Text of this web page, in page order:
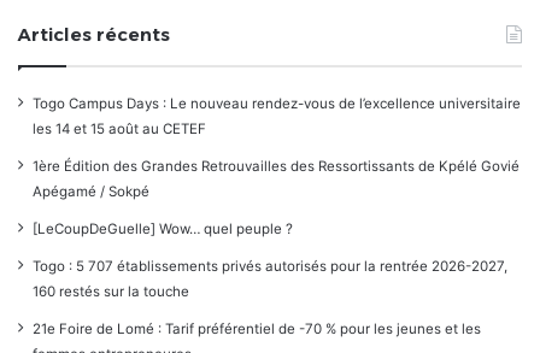
Articles récents
Togo Campus Days : Le nouveau rendez-vous de l’excellence universitaire
les 14 et 15 août au CETEF
1ère Édition des Grandes Retrouvailles des Ressortissants de Kpélé Govié
Apégamé / Sokpé
[LeCoupDeGuelle] Wow… quel peuple ?
Togo : 5 707 établissements privés autorisés pour la rentrée 2026-2027,
160 restés sur la touche
21e Foire de Lomé : Tarif préférentiel de -70 % pour les jeunes et les